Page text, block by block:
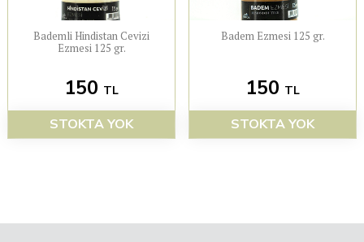
Bademli Hindistan Cevizi
Ezmesi 125 gr.
150 TL
STOKTA YOK
Badem Ezmesi 125 gr.
150 TL
STOKTA YOK